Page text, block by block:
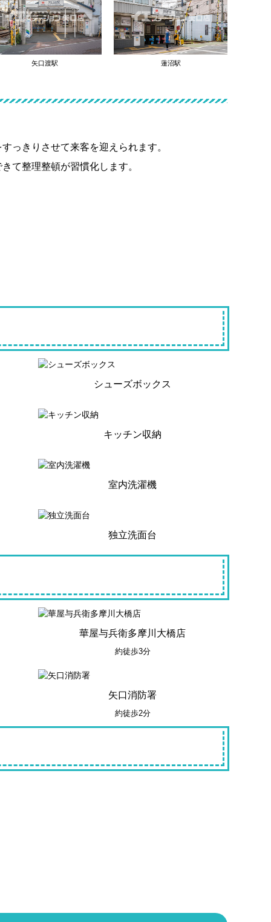
矢口渡駅 蓮沼駅
っきりさせて来客を迎えられます。
て整理整頓が習慣化します。
シューズボックス
キッチン収納
室内洗濯機
独立洗面台
華屋与兵衛多摩川大橋店
約徒歩3分
矢口消防署
約徒歩2分